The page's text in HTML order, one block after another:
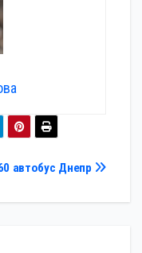
автобус Днепр